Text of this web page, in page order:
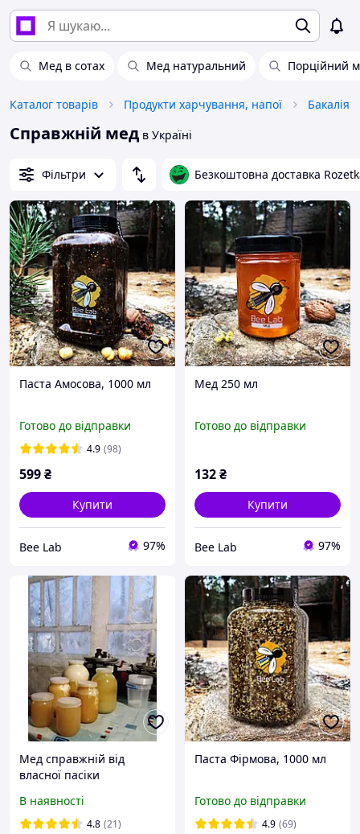
Мед в сотах Мед натуральний Порційний
Каталог товарів Продукти харчування, напої Бакалія
Справжній мед в Україні
Фільтри Безкоштовна доставка
Паста Амосова, 1000 мл
Готово до відправки
4.9 (98)
599₴
Купити
Bee Lab 97%
Мед 250 мл
Готово до відправки
132₴
Купити
Bee Lab 97%
Мед справжнiй вiд
власної пасiки
В наявності
4.8 (21)
Паста Фірмова, 1000 мл
Готово до відправки
4.9 (69)